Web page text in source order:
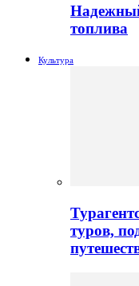
топлива
Культура
туров,